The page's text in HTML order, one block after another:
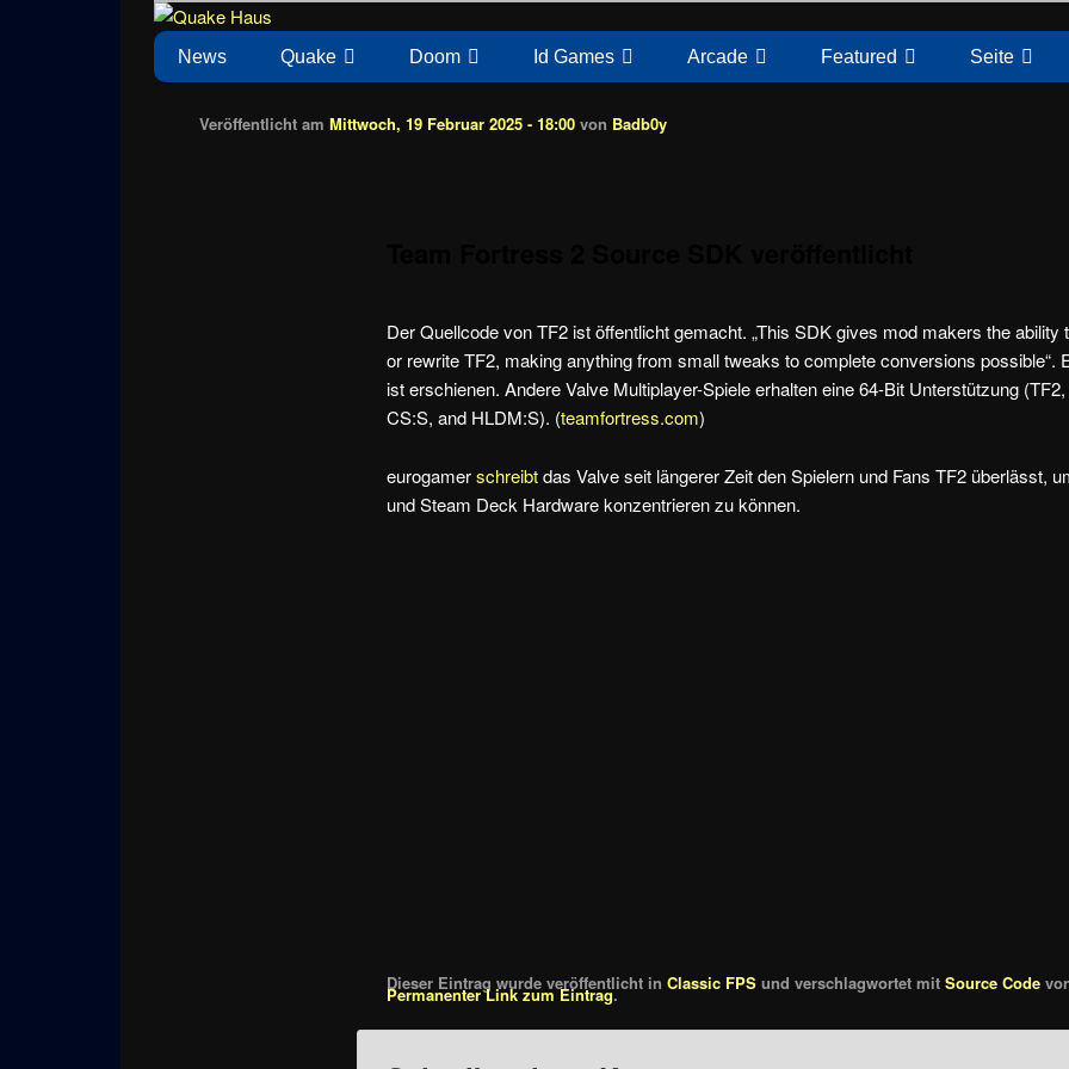
Quake Haus
News zu Quake, Doom, FPS, Arcade
Hauptmenü
News Quake Doom Id Games Arcade Featured Seite
Veröffentlicht amMittwoch, 19 Februar 2025 - 18:00 von Badb0y
Der Quellcode von TF2 ist öffentlicht gemacht. „This SDK gives mod makers the ability
or rewrite TF2, making anything from small tweaks to complete conversions possible“.
ist erschienen. Andere Valve Multiplayer-Spiele erhalten eine 64-Bit Unterstützung
CS:S, and HLDM:S). (teamfortress.com)
eurogamerschreibtdas Valve seit längerer Zeit den Spielern und Fans TF2 überlässt,
und Steam Deck Hardware konzentrieren zu können.
Dieser Eintrag wurde veröffentlicht inClassic FPS und verschlagwortet mitSource Code
Permanenter Link zum Eintrag.